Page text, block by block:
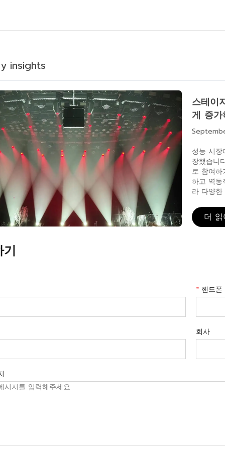
insights
스테이
게 증
성능 시
장했습니
로 참여
하고 역
라 다양
더
* 핸드폰
회사